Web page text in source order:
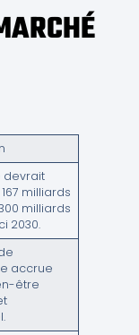
devrait
milliards
milliards
2030.
accrue
être